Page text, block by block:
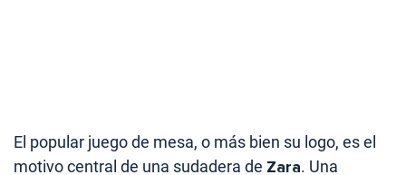
El popular juego de mesa, o más bien su logo, es el
motivo central de una sudadera de Zara. Una